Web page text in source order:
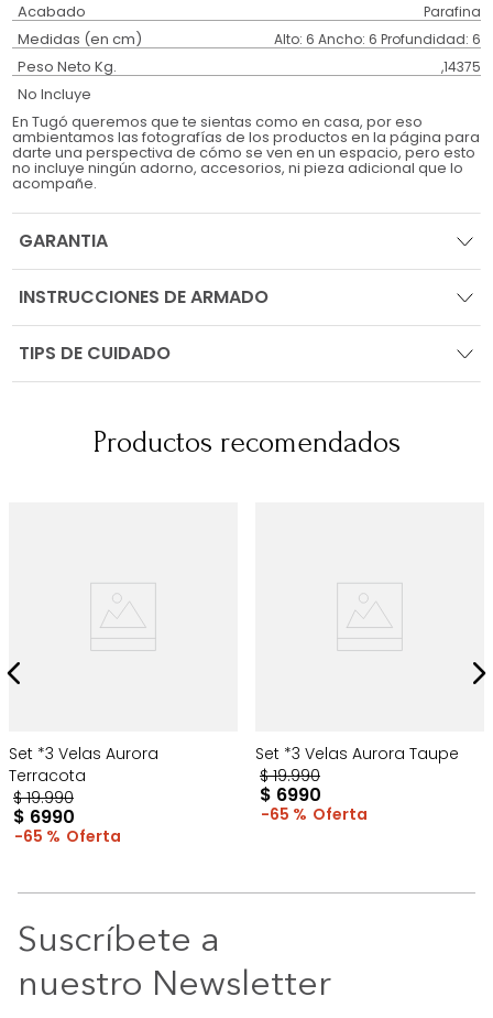
Acabado Parafina
Medidas (en cm) Alto: 6 Ancho: 6 Profundidad: 6
Peso Neto Kg. ,14375
No Incluye
En Tugó queremos que te sientas como en casa, por eso
ambientamos las fotografías de los productos en la página para
darte una perspectiva de cómo se ven en un espacio, pero esto
no incluye ningún adorno, accesorios, ni pieza adicional que lo
acompañe.
GARANTIA
INSTRUCCIONES DE ARMADO
TIPS DE CUIDADO
Productos recomendados
Set *3 Velas Aurora
Terracota
$ 19.990
$ 6990
65 %
Set *3 Velas Aurora Taupe
$ 19.990
$ 6990
65 %
Suscríbete a
nuestro Newsletter